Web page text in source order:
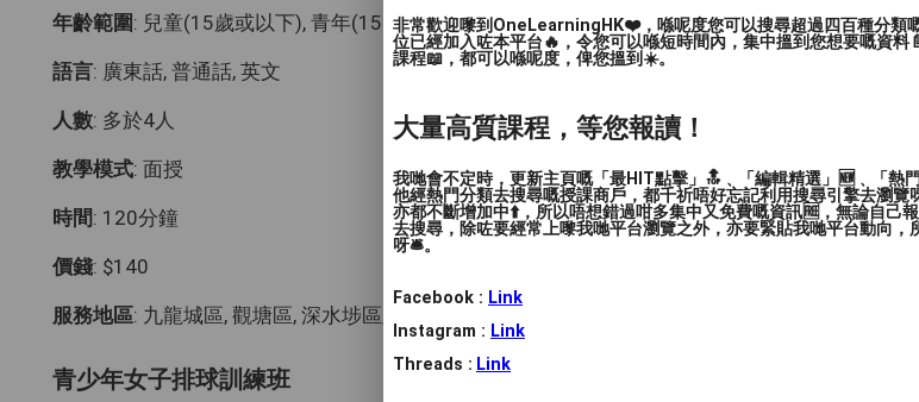
年齡範圍: 兒童(15歲或以下), 青年(15-24歲)
語言: 廣東話, 普通話, 英文
人數: 多於4人
教學模式: 面授
時間: 120分鐘
價錢: $140
服務地區: 九龍城區, 觀塘區, 深水埗區, 黃大仙區, 油尖旺區
青少年女子排球訓練班
非常歡迎嚟到OneLearningHK❤️，喺呢度您可以搜尋超過四百種分類
位已經加入咗本平台🔥，令您可以喺短時間內，集中搵到您想要嘅資
課程📖，都可以喺呢度，俾您搵到☀️。
大量高質課程，等您報讀！
我哋會不定時，更新主頁嘅「最HIT點擊」🔝﹑「編輯精選」🆕﹑「熱
他經熱門分類去搜尋嘅授課商戶，都千祈唔好忘記利用搜尋引擎去瀏覽
亦都不斷增加中⬆️，所以唔想錯過咁多集中又免費嘅資訊🆓，無論自己
去搜尋，除咗要經常上嚟我哋平台瀏覽之外，亦要緊貼我哋平台動向
呀🛎️。
Facebook : Link
Instagram : Link
Threads : Link